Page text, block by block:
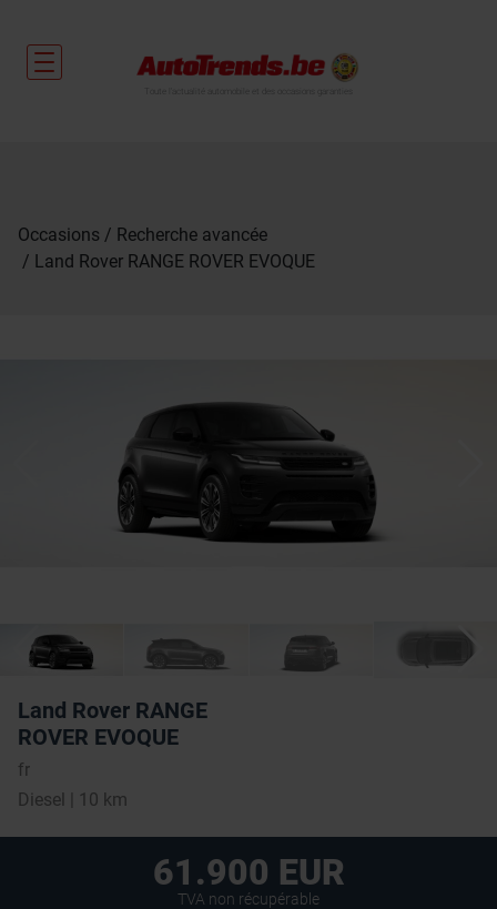
Occasions
Recherche avancée
Land Rover RANGE ROVER EVOQUE
Land Rover RANGE
ROVER EVOQUE
fr
Diesel | 10 km
61.900 EUR
TVA non récupérable